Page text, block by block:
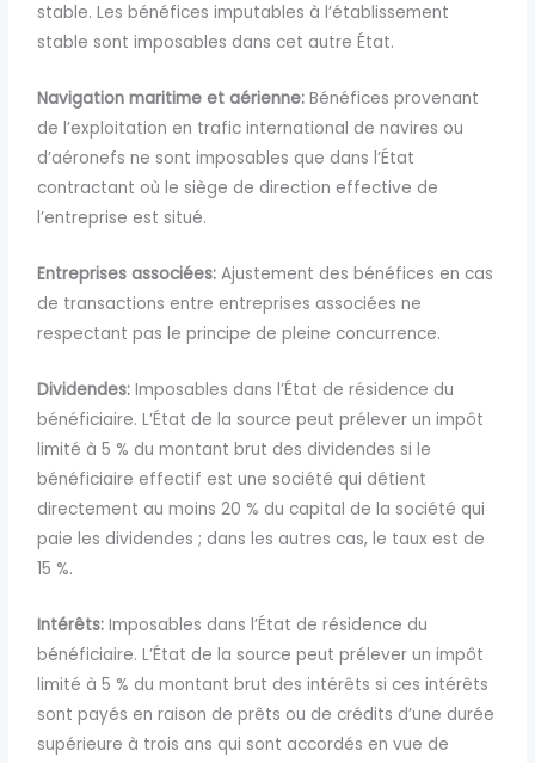
stable. Les bénéfices imputables à l’établissement
stable sont imposables dans cet autre État.
Navigation maritime et aérienne: Bénéfices provenant
de l’exploitation en trafic international de navires ou
d’aéronefs ne sont imposables que dans l’État
contractant où le siège de direction effective de
l’entreprise est situé.
Entreprises associées: Ajustement des bénéfices en cas
de transactions entre entreprises associées ne
respectant pas le principe de pleine concurrence.
Dividendes: Imposables dans l’État de résidence du
bénéficiaire. L’État de la source peut prélever un impôt
limité à 5 % du montant brut des dividendes si le
bénéficiaire effectif est une société qui détient
directement au moins 20 % du capital de la société qui
paie les dividendes ; dans les autres cas, le taux est de
15 %.
Intérêts: Imposables dans l’État de résidence du
bénéficiaire. L’État de la source peut prélever un impôt
limité à 5 % du montant brut des intérêts si ces intérêts
sont payés en raison de prêts ou de crédits d’une durée
supérieure à trois ans qui sont accordés en vue de